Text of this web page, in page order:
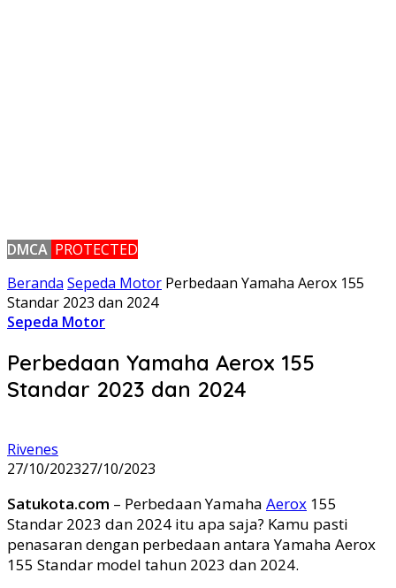
DMCA PROTECTED
Beranda Sepeda Motor Perbedaan Yamaha Aerox 155
Standar 2023 dan 2024
Sepeda Motor
Perbedaan Yamaha Aerox 155
Standar 2023 dan 2024
Rivenes
27/10/202327/10/2023
Satukota.com – Perbedaan Yamaha Aerox 155
Standar 2023 dan 2024 itu apa saja? Kamu pasti
penasaran dengan perbedaan antara Yamaha Aerox
155 Standar model tahun 2023 dan 2024.